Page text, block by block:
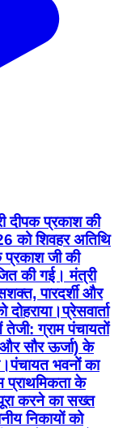
दीपक प्रकाश की
को शिवहर अतिथि
प्रकाश जी की
की गई। मंत्री
पारदर्शी और
​प्रेसवार्ता
तेजी: ग्राम पंचायतों
सौर ऊर्जा) के
​पंचायत भवनों का
प्राथमिकता के
करने का सख्त
निकायों को